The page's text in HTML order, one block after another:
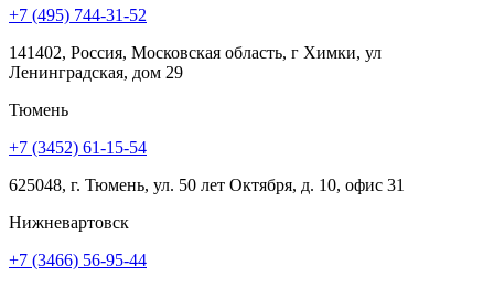
+7 (495) 744-31-52
141402, Россия, Московская область, г Химки, ул
Ленинградская, дом 29
Тюмень
+7 (3452) 61-15-54
625048, г. Тюмень, ул. 50 лет Октября, д. 10, офис 31
Нижневартовск
+7 (3466) 56-95-44